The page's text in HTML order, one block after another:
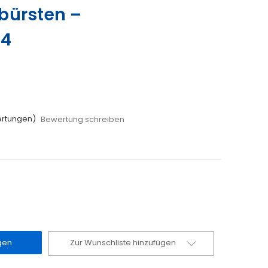
–
Bewertung schreiben
Zur Wunschliste hinzufügen